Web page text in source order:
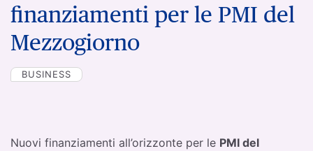
finanziamenti per le PMI del
Mezzogiorno
BUSINESS
Nuovi finanziamenti all’orizzonte per le PMI del